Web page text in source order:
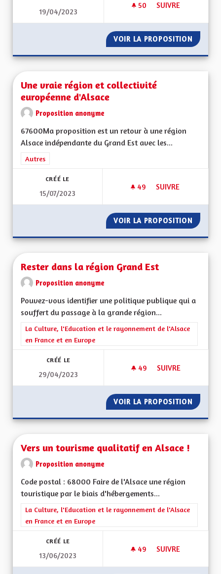
19/04/2023
50 50 ABONNÉS
SUIVRE
VOIR LA PROPOSITION UN
Une vraie région et collectivité
européenne d'Alsace
Proposition anonyme
67600Ma proposition est un retour à une région
Alsace indépendante du Grand Est avec les...
Filtrer les résultats de la catégorie : Autres
Autres
CRÉÉ LE
15/07/2023
49 49 ABONNÉS
SUIVRE
VOIR LA PROPOSITION UNE
Rester dans la région Grand Est
Proposition anonyme
Pouvez-vous identifier une politique publique qui a
souffert du passage à la grande région...
Filtrer les résultats de la catégorie : La Culture, l'Education et
La Culture, l'Education et le rayonnement de l'Alsace
en France et en Europe
CRÉÉ LE
29/04/2023
49 49 ABONNÉS
SUIVRE
VOIR LA PROPOSITION
Vers un tourisme qualitatif en Alsace !
Proposition anonyme
Code postal : 68000 Faire de l'Alsace une région
touristique par le biais d'hébergements...
Filtrer les résultats de la catégorie : La Culture, l'Education et
La Culture, l'Education et le rayonnement de l'Alsace
en France et en Europe
CRÉÉ LE
13/06/2023
49 49 ABONNÉS
SUIVRE